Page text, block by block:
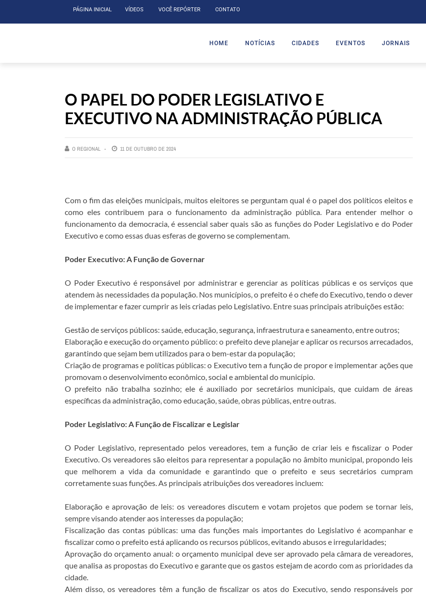
PÁGINA INICIAL VÍDEOS VOCÊ REPÓRTER CONTATO
HOME NOTÍCIAS CIDADES EVENTOS JORNAIS
O PAPEL DO PODER LEGISLATIVO E
EXECUTIVO NA ADMINISTRAÇÃO PÚBLICA
O REGIONAL 11 DE OUTUBRO DE 2024
Com o fim das eleições municipais, muitos eleitores se perguntam qual é o papel dos políticos eleitos e
como eles contribuem para o funcionamento da administração pública. Para entender melhor o
funcionamento da democracia, é essencial saber quais são as funções do Poder Legislativo e do Poder
Executivo e como essas duas esferas de governo se complementam.
Poder Executivo: A Função de Governar
O Poder Executivo é responsável por administrar e gerenciar as políticas públicas e os serviços que
atendem às necessidades da população. Nos municípios, o prefeito é o chefe do Executivo, tendo o dever
de implementar e fazer cumprir as leis criadas pelo Legislativo. Entre suas principais atribuições estão:
Gestão de serviços públicos: saúde, educação, segurança, infraestrutura e saneamento, entre outros;
Elaboração e execução do orçamento público: o prefeito deve planejar e aplicar os recursos arrecadados,
garantindo que sejam bem utilizados para o bem-estar da população;
Criação de programas e políticas públicas: o Executivo tem a função de propor e implementar ações que
promovam o desenvolvimento econômico, social e ambiental do município.
O prefeito não trabalha sozinho; ele é auxiliado por secretários municipais, que cuidam de áreas
específicas da administração, como educação, saúde, obras públicas, entre outras.
Poder Legislativo: A Função de Fiscalizar e Legislar
O Poder Legislativo, representado pelos vereadores, tem a função de criar leis e fiscalizar o Poder
Executivo. Os vereadores são eleitos para representar a população no âmbito municipal, propondo leis
que melhorem a vida da comunidade e garantindo que o prefeito e seus secretários cumpram
corretamente suas funções. As principais atribuições dos vereadores incluem:
Elaboração e aprovação de leis: os vereadores discutem e votam projetos que podem se tornar leis,
sempre visando atender aos interesses da população;
Fiscalização das contas públicas: uma das funções mais importantes do Legislativo é acompanhar e
fiscalizar como o prefeito está aplicando os recursos públicos, evitando abusos e irregularidades;
Aprovação do orçamento anual: o orçamento municipal deve ser aprovado pela câmara de vereadores,
que analisa as propostas do Executivo e garante que os gastos estejam de acordo com as prioridades da
cidade.
Além disso, os vereadores têm a função de fiscalizar os atos do Executivo, sendo responsáveis por